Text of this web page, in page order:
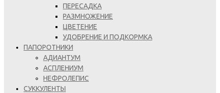
ПЕРЕСАДКА
РАЗМНОЖЕНИЕ
ЦВЕТЕНИЕ
УДОБРЕНИЕ И ПОДКОРМКА
ПАПОРОТНИКИ
АДИАНТУМ
АСПЛЕНИУМ
НЕФРОЛЕПИС
СУККУЛЕНТЫ